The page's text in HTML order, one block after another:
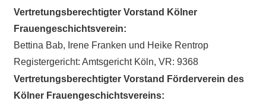
Vertretungsberechtigter Vorstand Kölner
Frauengeschichtsverein:
Bettina Bab, Irene Franken und Heike Rentrop
Registergericht: Amtsgericht Köln, VR: 9368
Vertretungsberechtigter Vorstand Förderverein des
Kölner Frauengeschichtsvereins: